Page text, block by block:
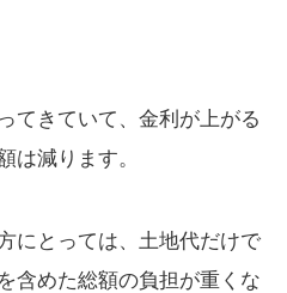
てきていて、金利が上がる
は減ります。
にとっては、土地代だけで
含めた総額の負担が重くな